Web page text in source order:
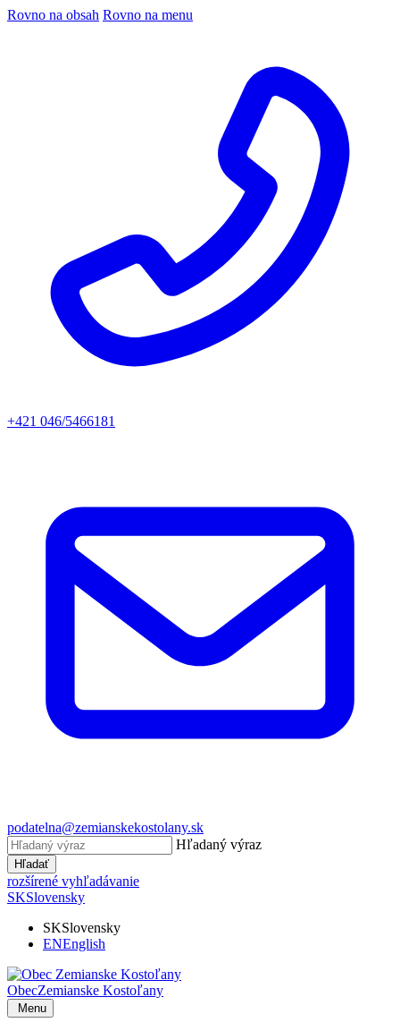
Rovno na obsah Rovno na menu
+421 046/5466181
podatelna@zemianskekostolany.sk
Hľadaný výraz
Hľadať
rozšírené vyhľadávanie
SKSlovensky
SKSlovensky
ENEnglish
ObecZemianske Kostoľany
Menu